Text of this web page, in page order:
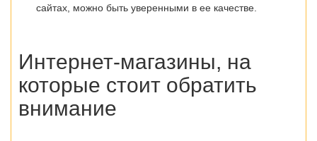
сайтах, можно быть уверенными в ее качестве.
Интернет-магазины, на
которые стоит обратить
внимание